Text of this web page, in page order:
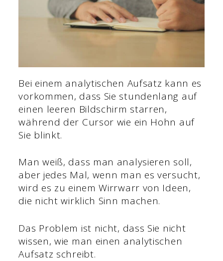
Bei einem analytischen Aufsatz kann es
vorkommen, dass Sie stundenlang auf
einen leeren Bildschirm starren,
während der Cursor wie ein Hohn auf
Sie blinkt.
Man weiß, dass man analysieren soll,
aber jedes Mal, wenn man es versucht,
wird es zu einem Wirrwarr von Ideen,
die nicht wirklich Sinn machen.
Das Problem ist nicht, dass Sie nicht
wissen, wie man einen analytischen
Aufsatz schreibt.